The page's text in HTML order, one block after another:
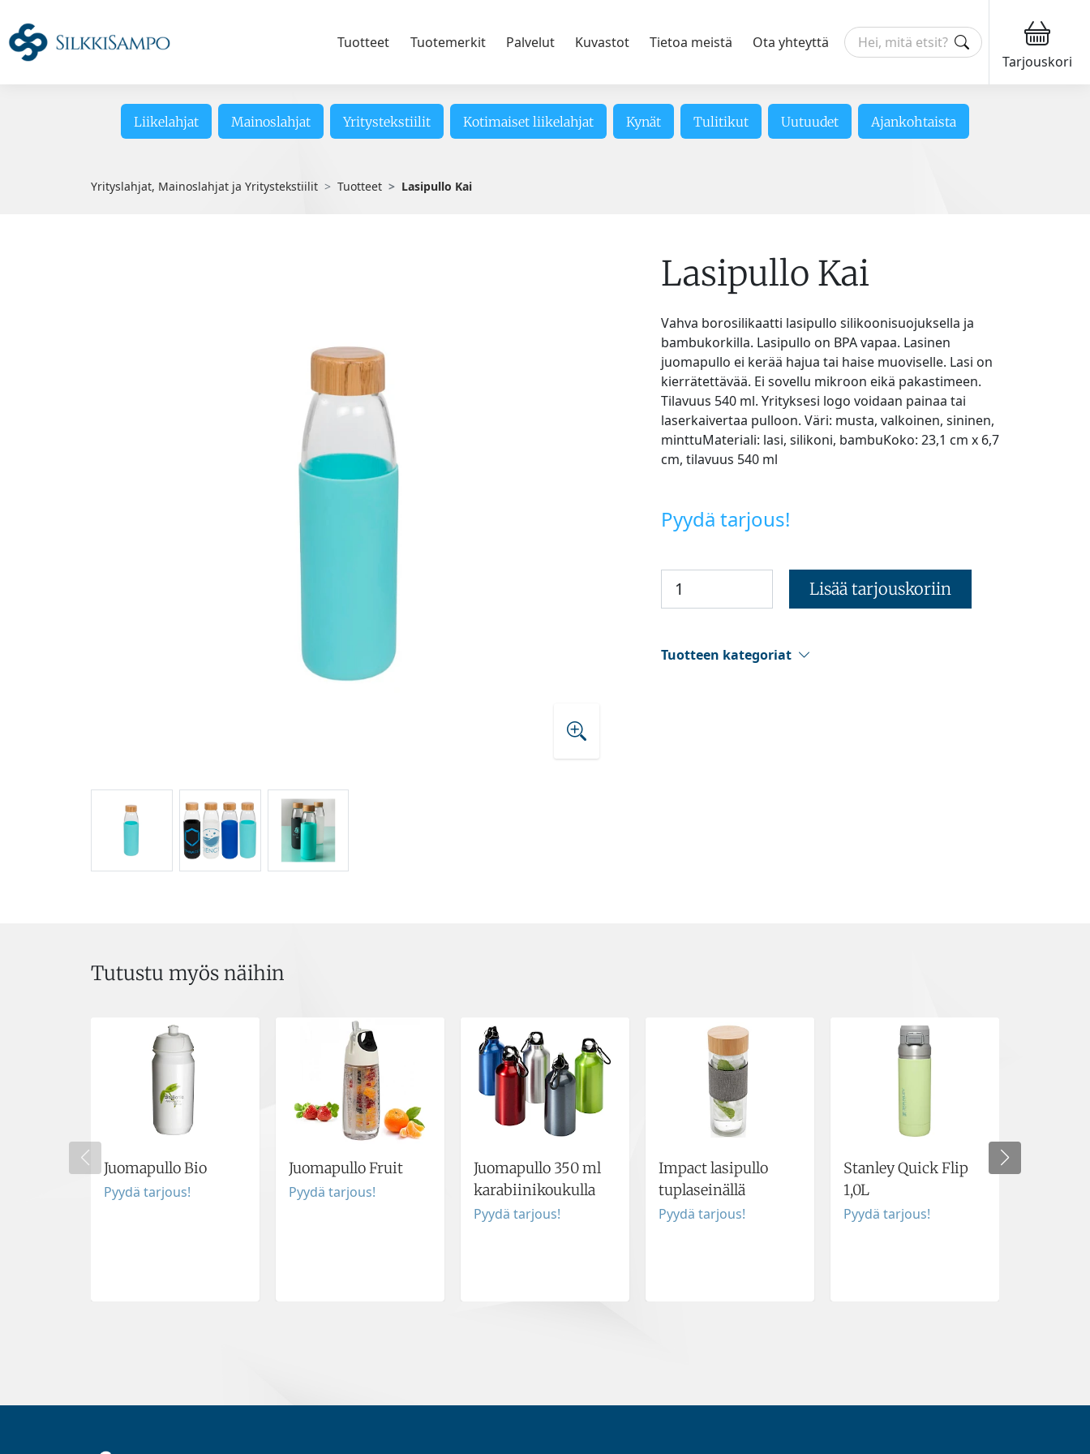
Tuotteet Tuotemerkit Palvelut Kuvastot Tietoa meistä
Ota yhteyttä
Tarjouskori
Liikelahjat Mainoslahjat Yritystekstiilit Kotimaiset liikelahjat Kynät Tulitikut Uutuudet Ajankohtaista
Yrityslahjat, Mainoslahjat ja Yritystekstiilit Tuotteet Lasipullo Kai
Lasipullo Kai
Vahva borosilikaatti lasipullo silikoonisuojuksella ja
bambukorkilla. Lasipullo on BPA vapaa. Lasinen
juomapullo ei kerää hajua tai haise muoviselle. Lasi on
kierrätettävää. Ei sovellu mikroon eikä pakastimeen.
Tilavuus 540 ml. Yrityksesi logo voidaan painaa tai
laserkaivertaa pulloon. Väri: musta, valkoinen, sininen,
minttuMateriali: lasi, silikoni, bambuKoko: 23,1 cm x 6,7
cm, tilavuus 540 ml
Pyydä tarjous!
Lisää tarjouskoriin
Tuotteen kategoriat
Tutustu myös näihin
Juomapullo Bio
Pyydä tarjous!
Juomapullo Fruit
Pyydä tarjous!
Juomapullo 350 ml
karabiinikoukulla
Pyydä tarjous!
Impact lasipullo
tuplaseinällä
Pyydä tarjous!
Stanley Quick Flip
1,0L
Pyydä tarjous!